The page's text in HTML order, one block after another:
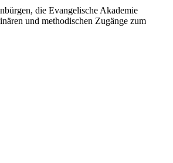
die Evangelische Akademie
und methodischen Zugänge zum